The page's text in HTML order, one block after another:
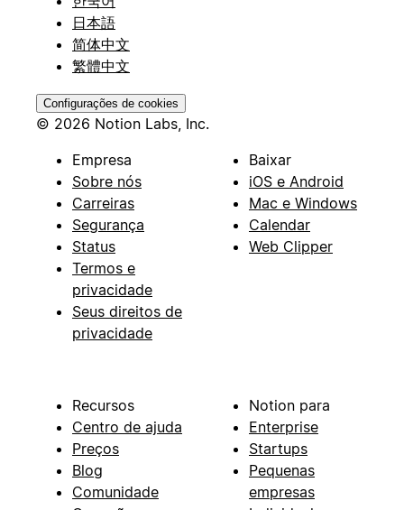
日本語
简体中文
繁體中文
Configurações de cookies
© 2026 Notion Labs, Inc.
Empresa
Sobre nós
Carreiras
Segurança
Status
Termos e
privacidade
Seus direitos de
privacidade
Baixar
iOS e Android
Mac e Windows
Calendar
Web Clipper
Recursos
Centro de ajuda
Preços
Blog
Comunidade
Notion para
Enterprise
Startups
Pequenas
empresas